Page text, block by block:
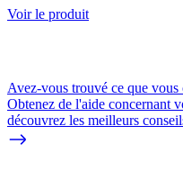
Voir le produit
Avez-vous trouvé ce que vous
Obtenez de l'aide concernant
découvrez les meilleurs